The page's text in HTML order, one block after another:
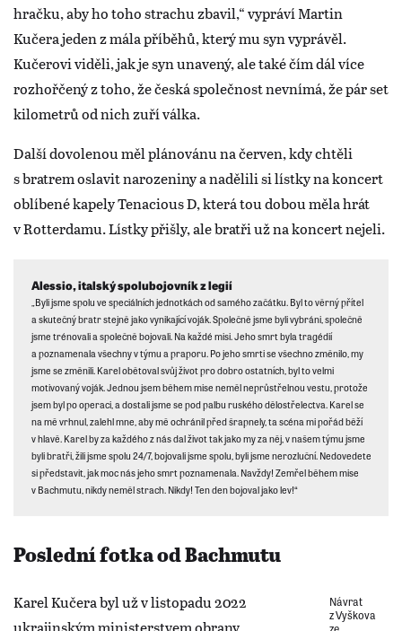
hračku, aby ho toho strachu zbavil,“ vypráví Martin
Kučera jeden z mála příběhů, který mu syn vyprávěl.
Kučerovi viděli, jak je syn unavený, ale také čím dál více
rozhořčený z toho, že česká společnost nevnímá, že pár set
kilometrů od nich zuří válka.
Další dovolenou měl plánovánu na červen, kdy chtěli
s bratrem oslavit narozeniny a nadělili si lístky na koncert
oblíbené kapely Tenacious D, která tou dobou měla hrát
v Rotterdamu. Lístky přišly, ale bratři už na koncert nejeli.
Alessio, italský spolubojovník z legií
„Byli jsme spolu ve speciálních jednotkách od samého začátku. Byl to věrný přítel
a skutečný bratr stejně jako vynikající voják. Společně jsme byli vybráni, společně
jsme trénovali a společně bojovali. Na každé misi. Jeho smrt byla tragédií
a poznamenala všechny v týmu a praporu. Po jeho smrti se všechno změnilo, my
jsme se změnili. Karel obětoval svůj život pro dobro ostatních, byl to velmi
motivovaný voják. Jednou jsem během mise neměl neprůstřelnou vestu, protože
jsem byl po operaci, a dostali jsme se pod palbu ruského dělostřelectva. Karel se
na mě vrhnul, zalehl mne, aby mě ochránil před šrapnely, ta scéna mi pořád běží
v hlavě. Karel by za každého z nás dal život tak jako my za něj, v našem týmu jsme
byli bratři, žili jsme spolu 24/7, bojovali jsme spolu, byli jsme nerozluční. Nedovedete
si představit, jak moc nás jeho smrt poznamenala. Navždy! Zemřel během mise
v Bachmutu, nikdy neměl strach. Nikdy! Ten den bojoval jako lev!“
Poslední fotka od Bachmutu
Návrat
z Vyškova
Karel Kučera byl už v listopadu 2022
ukrajinským ministerstvem obrany